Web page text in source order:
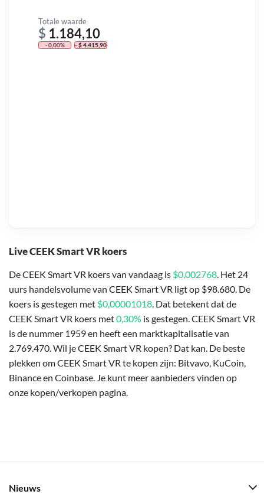
Live CEEK Smart VR koers
De CEEK Smart VR koers van vandaag is $0,002768. Het 24
uurs handelsvolume van CEEK Smart VR ligt op $98.680. De
koers is gestegen met $0,00001018. Dat betekent dat de
CEEK Smart VR koers met0,30% is gestegen. CEEK Smart VR
is de nummer 1959 en heeft een marktkapitalisatie van
2.769.470. Wil je CEEK Smart VR kopen? Dat kan. De beste
plekken om CEEK Smart VR te kopen zijn: Bitvavo, KuCoin,
Binance en Coinbase. Je kunt meer aanbieders vinden op
onze kopen/verkopen pagina.
Totale waarde
$ 1.184,10
- 0,00% - $ 4.415,90
Nieuws